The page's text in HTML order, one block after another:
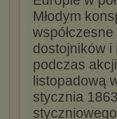
Młodym
dostojników
podczas
listopadową
stycznia